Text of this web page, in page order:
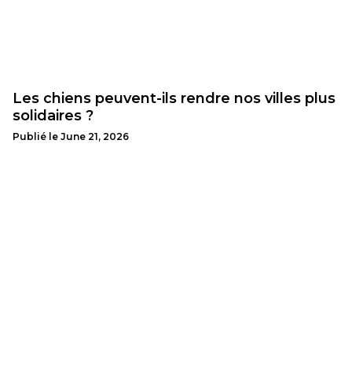
Les chiens peuvent-ils rendre nos villes plus
solidaires ?
Publié le June 21, 2026